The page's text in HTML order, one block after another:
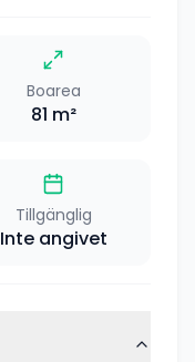
Boarea
81 m²
Tillgänglig
Inte angivet